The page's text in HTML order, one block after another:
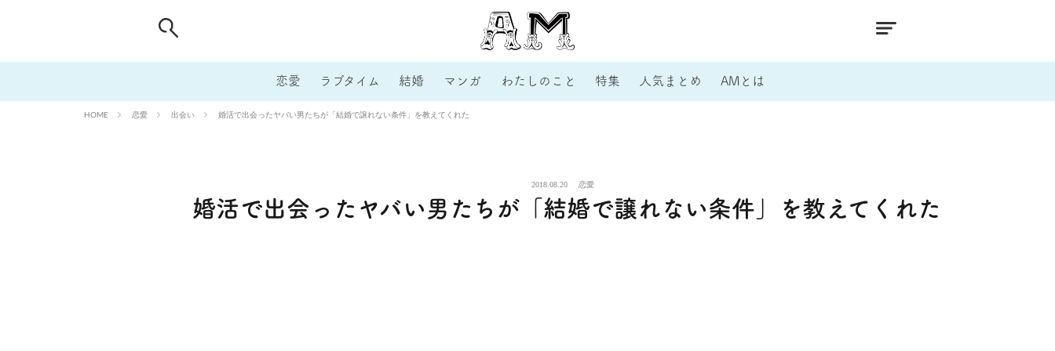
恋愛 ラブタイム 結婚 マンガ わたしのこと 特集 人気まとめ AMとは
HOME 恋愛 出会い 婚活で出会ったヤバい男たちが「結婚で譲れない条件」を教えてくれた
2018.08.20 恋愛
婚活で出会ったヤバい男たちが「結婚で譲れない条件」を教えてくれた